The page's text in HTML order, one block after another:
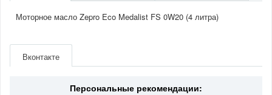
Моторное масло Zepro Eco Medalist FS 0W20 (4 литра)
Двигатель 2.0/2.5(бензин)
Южная Корея
Вконтакте
Персональные рекомендации: